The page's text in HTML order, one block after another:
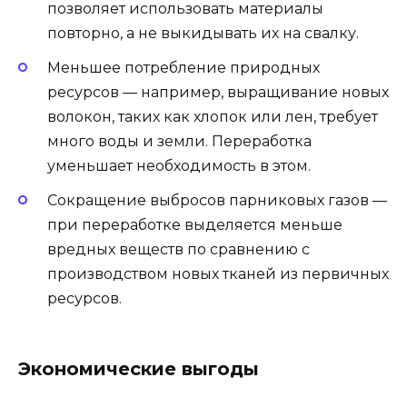
позволяет использовать материалы
повторно, а не выкидывать их на свалку.
Меньшее потребление природных
ресурсов — например, выращивание новых
волокон, таких как хлопок или лен, требует
много воды и земли. Переработка
уменьшает необходимость в этом.
Сокращение выбросов парниковых газов —
при переработке выделяется меньше
вредных веществ по сравнению с
производством новых тканей из первичных
ресурсов.
Экономические выгоды